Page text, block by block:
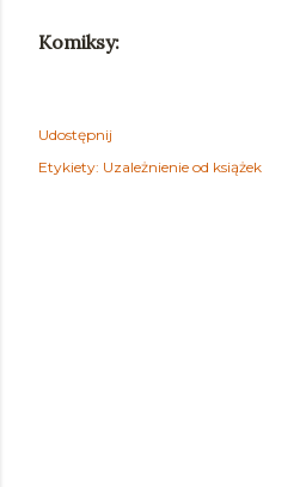
Komiksy:
Udostępnij
Etykiety: Uzależnienie od książek